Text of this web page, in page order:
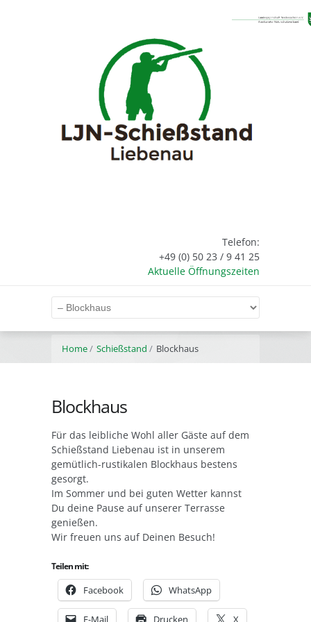
Telefon:
+49 (0) 50 23 / 9 41 25
Aktuelle Öffnungszeiten
Home Schießstand Blockhaus
Blockhaus
Für das leibliche Wohl aller Gäste auf dem
Schießstand Liebenau ist in unserem
gemütlich-rustikalen Blockhaus bestens
gesorgt.
Im Sommer und bei guten Wetter kannst
Du deine Pause auf unserer Terrasse
genießen.
Wir freuen uns auf Deinen Besuch!
Teilen mit:
Facebook WhatsApp
E-Mail Drucken X